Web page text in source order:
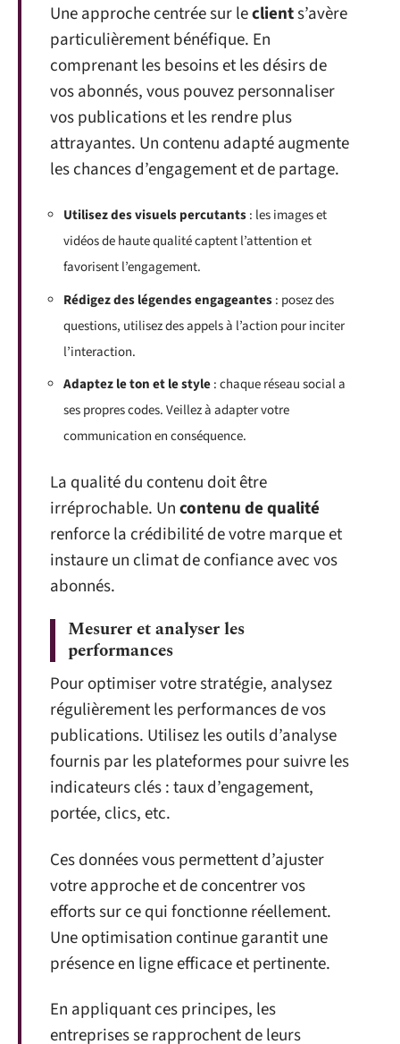
Une approche centrée sur leclients’avère
particulièrement bénéfique. En
comprenant les besoins et les désirs de
vos abonnés, vous pouvez personnaliser
vos publications et les rendre plus
attrayantes. Un contenu adapté augmente
les chances d’engagement et de partage.
Utilisez des visuels percutants: les images et
vidéos de haute qualité captent l’attention et
favorisent l’engagement.
Rédigez des légendes engageantes: posez des
questions, utilisez des appels à l’action pour inciter
l’interaction.
Adaptez le ton et le style: chaque réseau social a
ses propres codes. Veillez à adapter votre
communication en conséquence.
La qualité du contenu doit être
irréprochable. Uncontenu de qualité
renforce la crédibilité de votre marque et
instaure un climat de confiance avec vos
abonnés.
Mesurer et analyser les
performances
Pour optimiser votre stratégie, analysez
régulièrement les performances de vos
publications. Utilisez les outils d’analyse
fournis par les plateformes pour suivre les
indicateurs clés : taux d’engagement,
portée, clics, etc.
Ces données vous permettent d’ajuster
votre approche et de concentrer vos
efforts sur ce qui fonctionne réellement.
Une optimisation continue garantit une
présence en ligne efficace et pertinente.
En appliquant ces principes, les
entreprises se rapprochent de leurs